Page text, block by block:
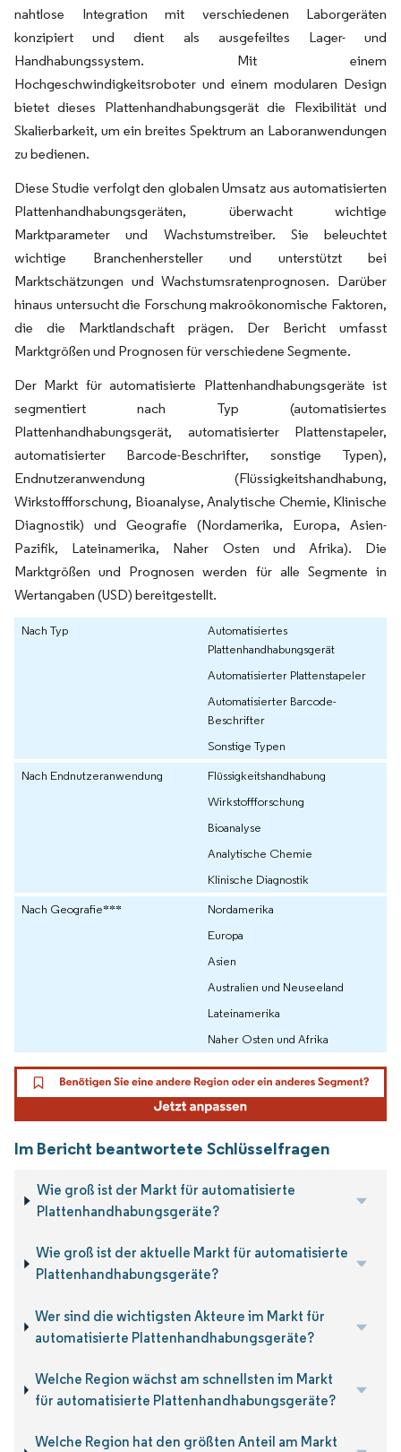
nahtlose Integration mit verschiedenen Laborgeräten
konzipiert und dient als ausgefeiltes Lager- und
Handhabungssystem. Mit einem
Hochgeschwindigkeitsroboter und einem modularen Design
bietet dieses Plattenhandhabungsgerät die Flexibilität und
Skalierbarkeit, um ein breites Spektrum an Laboranwendungen
zu bedienen.
Diese Studie verfolgt den globalen Umsatz aus automatisierten
Plattenhandhabungsgeräten, überwacht wichtige
Marktparameter und Wachstumstreiber. Sie beleuchtet
wichtige Branchenhersteller und unterstützt bei
Marktschätzungen und Wachstumsratenprognosen. Darüber
hinaus untersucht die Forschung makroökonomische Faktoren,
die die Marktlandschaft prägen. Der Bericht umfasst
Marktgrößen und Prognosen für verschiedene Segmente.
Der Markt für automatisierte Plattenhandhabungsgeräte ist
segmentiert nach Typ (automatisiertes
Plattenhandhabungsgerät, automatisierter Plattenstapeler,
automatisierter Barcode-Beschrifter, sonstige Typen),
Endnutzeranwendung (Flüssigkeitshandhabung,
Wirkstoffforschung, Bioanalyse, Analytische Chemie, Klinische
Diagnostik) und Geografie (Nordamerika, Europa, Asien-
Pazifik, Lateinamerika, Naher Osten und Afrika). Die
Marktgrößen und Prognosen werden für alle Segmente in
Wertangaben (USD) bereitgestellt.
Nach Typ
Automatisiertes
Plattenhandhabungsgerät
Automatisierter Plattenstapeler
Automatisierter Barcode-
Beschrifter
Sonstige Typen
Nach Endnutzeranwendung
Flüssigkeitshandhabung
Wirkstoffforschung
Bioanalyse
Analytische Chemie
Klinische Diagnostik
Nach Geografie***
Nordamerika
Europa
Asien
Australien und Neuseeland
Lateinamerika
Naher Osten und Afrika
Im Bericht beantwortete Schlüsselfragen
Wie groß ist der Markt für automatisierte
Plattenhandhabungsgeräte?
Wie groß ist der aktuelle Markt für automatisierte
Plattenhandhabungsgeräte?
Wer sind die wichtigsten Akteure im Markt für
automatisierte Plattenhandhabungsgeräte?
Welche Region wächst am schnellsten im Markt
für automatisierte Plattenhandhabungsgeräte?
Welche Region hat den größten Anteil am Markt